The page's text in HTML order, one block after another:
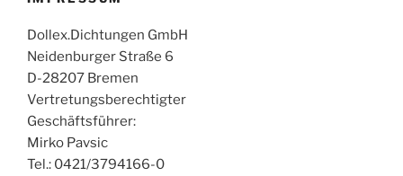
Dollex.Dichtungen GmbH
Neidenburger Straße 6
D-28207 Bremen
Vertretungsberechtigter
Geschäftsführer:
Mirko Pavsic
Tel.: 0421/3794166-0